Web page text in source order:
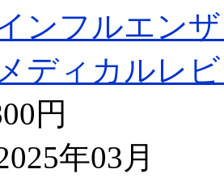
インフルエン
メディカルレ
円
年03月